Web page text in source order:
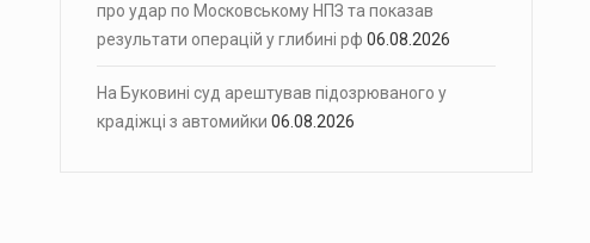
про удар по Московському НПЗ та показав
результати операцій у глибині рф 06.08.2026
На Буковині суд арештував підозрюваного у
крадіжці з автомийки 06.08.2026